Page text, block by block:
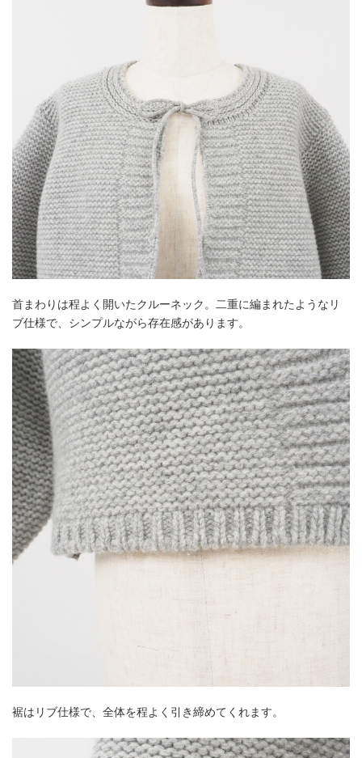
首まわりは程よく開いたクルーネック。二重に編まれたようなリ
ブ仕様で、シンプルながら存在感があります。
裾はリブ仕様で、全体を程よく引き締めてくれます。